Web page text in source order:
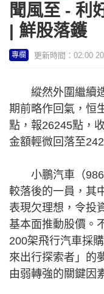
聞風至 - 利
| 鮮股落鑊
專欄 更新時間：02:00
縱然外圍繼續造
期前略作回氣，恒
點，報26245點，
金額輕微回落至
小鵬汽車（9868
較落後的一員，其
表現欠理想，令投
基本面推動股價。
200架飛行汽車採
來出行探索者」的
由弱轉強的關鍵因